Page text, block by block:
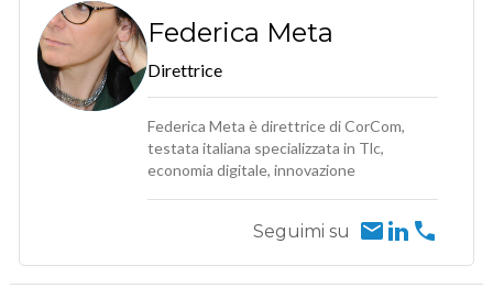
Federica Meta
Direttrice
Federica Meta è direttrice di CorCom,
testata italiana specializzata in Tlc,
economia digitale, innovazione
Seguimi su